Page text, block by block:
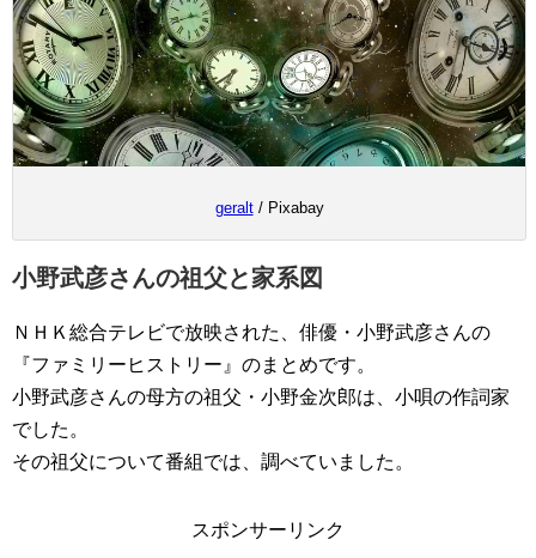
geralt/ Pixabay
小野武彦さんの祖父と家系図
ＮＨＫ総合テレビで放映された、俳優・小野武彦さんの
『ファミリーヒストリー』のまとめです。
小野武彦さんの母方の祖父・小野金次郎は、小唄の作詞家
でした。
その祖父について番組では、調べていました。
スポンサーリンク